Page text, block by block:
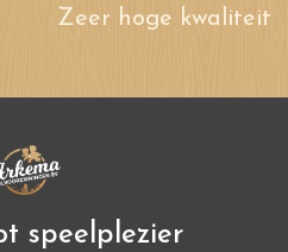
Zeer hoge kwaliteit
speelplezier